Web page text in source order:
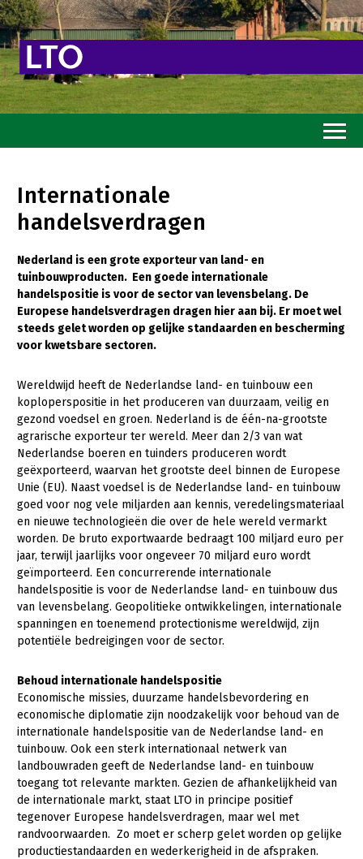
Toekomstvisie
Mooi groen
Sterk ondernemerschap
Transitiepaden
Gezonde planten
Gezonde dieren
Natuur, klimaat en energie
Bodem en water
Platteland en omgeving
Mens, ondernemerschap en onderwijs
Internationaal
Sectoren
Dier
Geitenhouderij
Kalverhouderij
Konijnenhouderij
Melkveehouderij
Paardenhouderij
Pluimveehouderij
Internationale
handelsverdragen
Nederland is een grote exporteur van land- en
tuinbouwproducten. Een goede internationale
handelspositie is voor de sector van levensbelang. De
Europese handelsverdragen dragen hier aan bij. Er moet wel
steeds gelet worden op gelijke standaarden en bescherming
voor kwetsbare sectoren.
Wereldwijd heeft de Nederlandse land- en tuinbouw een
koploperspositie in het produceren van duurzaam, veilig en
gezond voedsel en groen. Nederland is de één-na-grootste
agrarische exporteur ter wereld. Meer dan 2/3 van wat
Nederlandse boeren en tuinders produceren wordt
geëxporteerd, waarvan het grootste deel binnen de Europese
Unie (EU). Naast voedsel is de Nederlandse land- en tuinbouw
goed voor nog vele miljarden aan kennis, veredelingsmateriaal
en nieuwe technologieën die over de hele wereld vermarkt
worden. De bruto exportwaarde bedraagt 100 miljard euro per
jaar, terwijl jaarlijks voor ongeveer 70 miljard euro wordt
geïmporteerd. Een concurrerende internationale
handelspositie is voor de Nederlandse land- en tuinbouw dus
van levensbelang. Geopolitieke ontwikkelingen, internationale
spanningen en toenemend protectionisme wereldwijd, zijn
potentiële bedreigingen voor de sector.
Behoud internationale handelspositie
Economische missies, duurzame handelsbevordering en
economische diplomatie zijn noodzakelijk voor behoud van de
internationale handelspositie van de Nederlandse land- en
tuinbouw. Ook een sterk internationaal netwerk van
landbouwraden geeft de Nederlandse land- en tuinbouw
toegang tot relevante markten. Gezien de afhankelijkheid van
de internationale markt, staat LTO in principe positief
tegenover Europese handelsverdragen, maar wel met
randvoorwaarden. Zo moet er scherp gelet worden op gelijke
productiestandaarden en wederkerigheid in de afspraken.